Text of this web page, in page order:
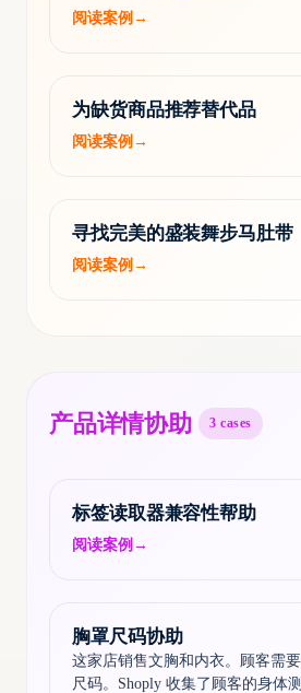
阅读案例 →
为缺货商品推荐替代品
阅读案例 →
寻找完美的盛装舞步马肚带
阅读案例 →
产品详情协助 3 cases
标签读取器兼容性帮助
阅读案例 →
胸罩尺码协助
这家店销售文胸和内衣。顾客需
尺码。Shoply 收集了顾客的身体